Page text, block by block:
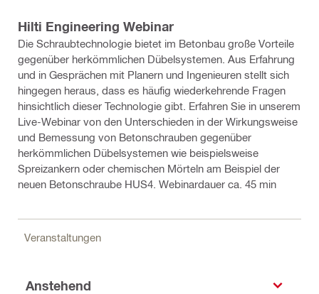
Hilti Engineering Webinar
Die Schraubtechnologie bietet im Betonbau große Vorteile
gegenüber herkömmlichen Dübelsystemen. Aus Erfahrung
und in Gesprächen mit Planern und Ingenieuren stellt sich
hingegen heraus, dass es häufig wiederkehrende Fragen
hinsichtlich dieser Technologie gibt. Erfahren Sie in unserem
Live-Webinar von den Unterschieden in der Wirkungsweise
und Bemessung von Betonschrauben gegenüber
herkömmlichen Dübelsystemen wie beispielsweise
Spreizankern oder chemischen Mörteln am Beispiel der
neuen Betonschraube HUS4. Webinardauer ca. 45 min
Veranstaltungen
Anstehend